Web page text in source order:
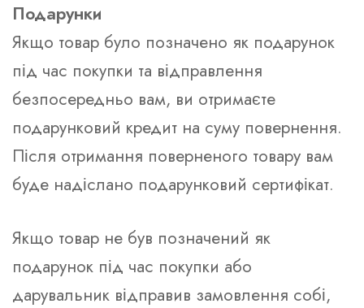
Подарунки
Якщо товар було позначено як подарунок
під час покупки та відправлення
безпосередньо вам, ви отримаєте
подарунковий кредит на суму повернення.
Після отримання поверненого товару вам
буде надіслано подарунковий сертифікат.
Якщо товар не був позначений як
подарунок під час покупки або
дарувальник відправив замовлення собі,